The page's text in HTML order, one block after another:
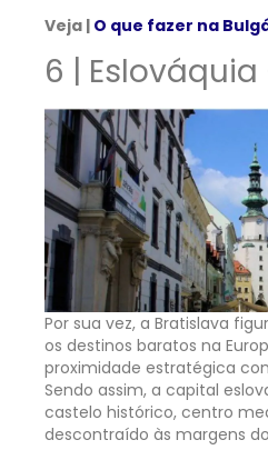
Veja | O que fazer na
6 |
Por sua vez, a Bratislava
os destinos baratos na
proximidade estratégica
Sendo assim, a capital
castelo histórico, centro
descontraído às margens